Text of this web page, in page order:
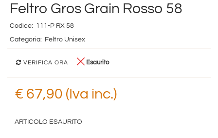
Feltro Gros Grain Rosso 58
Codice:
111-P RX 58
Categoria: Feltro Unisex
VERIFICA ORA Esaurito
€ 67,90 (Iva inc.)
ARTICOLO ESAURITO